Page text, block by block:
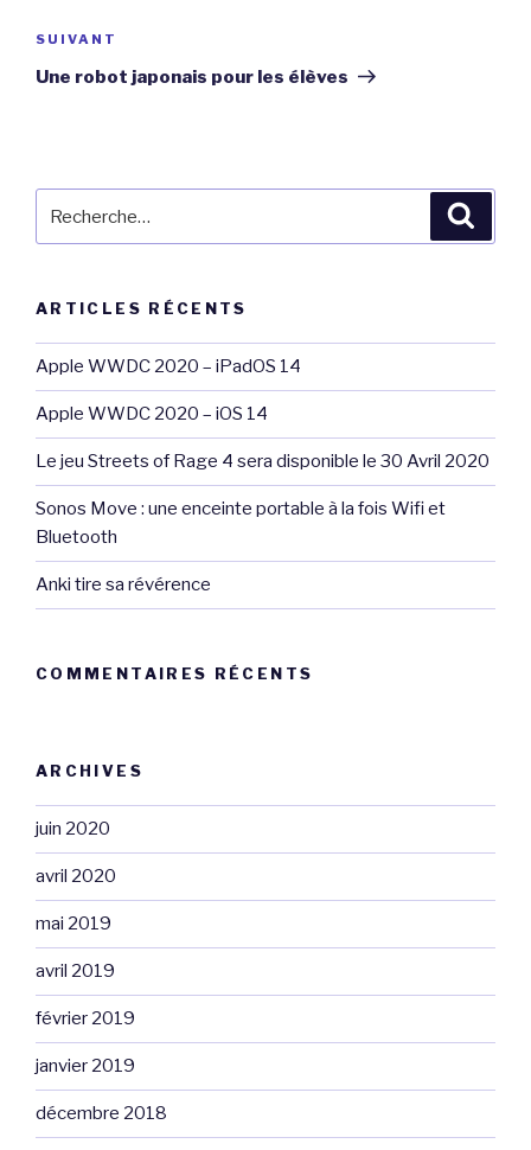
Article
suivant
SUIVANT
Une robot japonais pour les élèves
pour
ARTICLES RÉCENTS
Apple WWDC 2020 – iPadOS 14
Apple WWDC 2020 – iOS 14
Le jeu Streets of Rage 4 sera disponible le 30 Avril 2020
Sonos Move : une enceinte portable à la fois Wifi et
Bluetooth
Anki tire sa révérence
COMMENTAIRES RÉCENTS
ARCHIVES
juin 2020
avril 2020
mai 2019
avril 2019
février 2019
janvier 2019
décembre 2018